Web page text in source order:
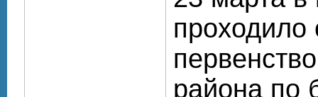
проходило
района по